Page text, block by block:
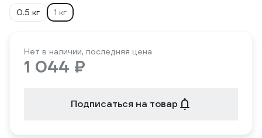
0.5 кг
1 кг
Нет в наличии, последняя цена
1 044 ₽
Подписаться на товар